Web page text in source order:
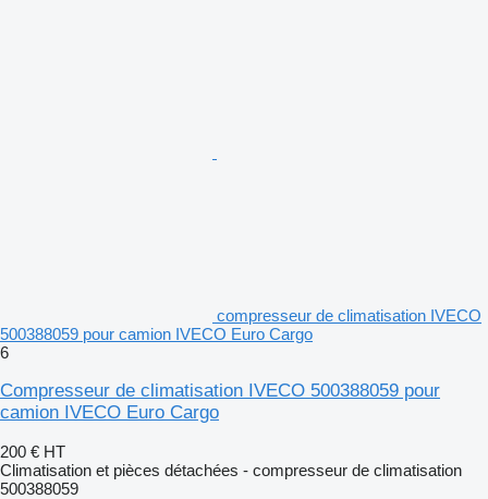
compresseur de climatisation IVECO
500388059 pour camion IVECO Euro Cargo
6
Compresseur de climatisation IVECO 500388059 pour
camion IVECO Euro Cargo
200 € HT
Climatisation et pièces détachées - compresseur de climatisation
500388059